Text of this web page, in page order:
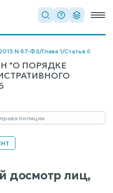
N 67-ФЗ/Глава 1/Статья 6
"О ПОРЯДКЕ
досмотр лиц,